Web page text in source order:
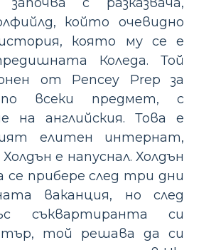
който очевидно
история, която му се е
Коледа. Той
от Pencey Prep за
по всеки предмет, с
на английския. Това е
елитен интернат,
е напуснал. Холдън
се прибере след три дни
ваканция, но след
съквартиранта си
той решава да си